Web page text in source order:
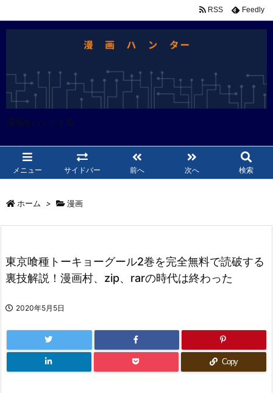
漫画をハントする
メニュー サイドバー 前へ 次へ 検索
RSS Feedly
ホーム > 漫画
東京喰種トーキョーグール2巻を完全無料で読破する
裏技解説！漫画村、zip、rarの時代は終わった
2020年5月5日
Copy